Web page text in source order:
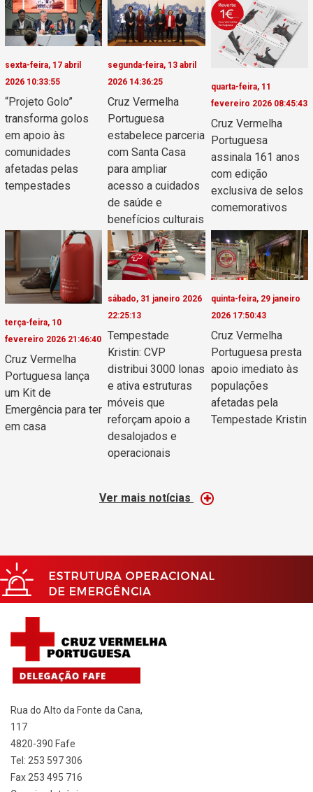
sexta-feira, 17 abril
2026 10:33:55
“Projeto Golo”
transforma golos
em apoio às
comunidades
afetadas pelas
tempestades
segunda-feira, 13 abril
2026 14:36:25
Cruz Vermelha
Portuguesa
estabelece parceria
com Santa Casa
para ampliar
acesso a cuidados
de saúde e
benefícios culturais
quarta-feira, 11
fevereiro 2026 08:45:43
Cruz Vermelha
Portuguesa
assinala 161 anos
com edição
exclusiva de selos
comemorativos
terça-feira, 10
fevereiro 2026 21:46:40
Cruz Vermelha
Portuguesa lança
um Kit de
Emergência para ter
em casa
sábado, 31 janeiro 2026
22:25:13
Tempestade
Kristin: CVP
distribui 3000 lonas
e ativa estruturas
móveis que
reforçam apoio a
desalojados e
operacionais
quinta-feira, 29 janeiro
2026 17:50:43
Cruz Vermelha
Portuguesa presta
apoio imediato às
populações
afetadas pela
Tempestade Kristin
Ver mais notícias
Rua do Alto da Fonte da Cana,
117
4820-390 Fafe
Tel: 253 597 306
Fax 253 495 716